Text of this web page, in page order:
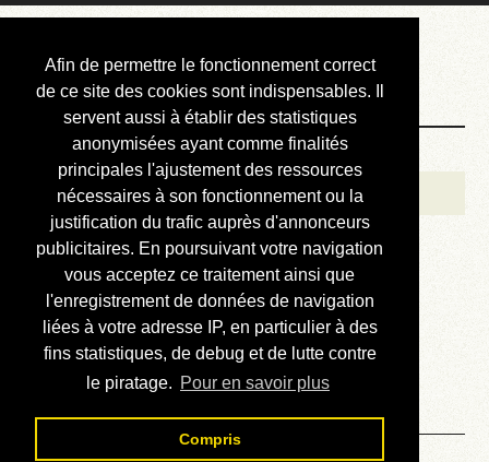
Afin de permettre le fonctionnement correct
de ce site des cookies sont indispensables. Il
servent aussi à établir des statistiques
anonymisées ayant comme finalités
principales l'ajustement des ressources
nécessaires à son fonctionnement ou la
justification du trafic auprès d'annonceurs
publicitaires. En poursuivant votre navigation
vous acceptez ce traitement ainsi que
l'enregistrement de données de navigation
liées à votre adresse IP, en particulier à des
fins statistiques, de debug et de lutte contre
le piratage. Pour en savoir plus
Compris
Courbis, « LE »
Blog Officiel
Bienvenue
Réalisations
Divers (et d’été)
Annonces
Liens externes
Téléchargement
Contact